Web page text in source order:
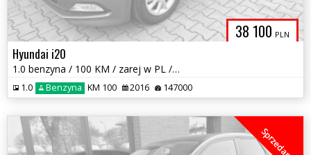
38 100 PLN
Hyundai i20
1.0 benzyna / 100 KM / zarej w PL / zadbany / możliwa zamiana
1.0 Benzyna KM 100 2016 147000
Sprzedany